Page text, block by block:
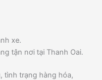
xe.
tận nơi tại Thanh Oai.
tình trạng hàng hóa,